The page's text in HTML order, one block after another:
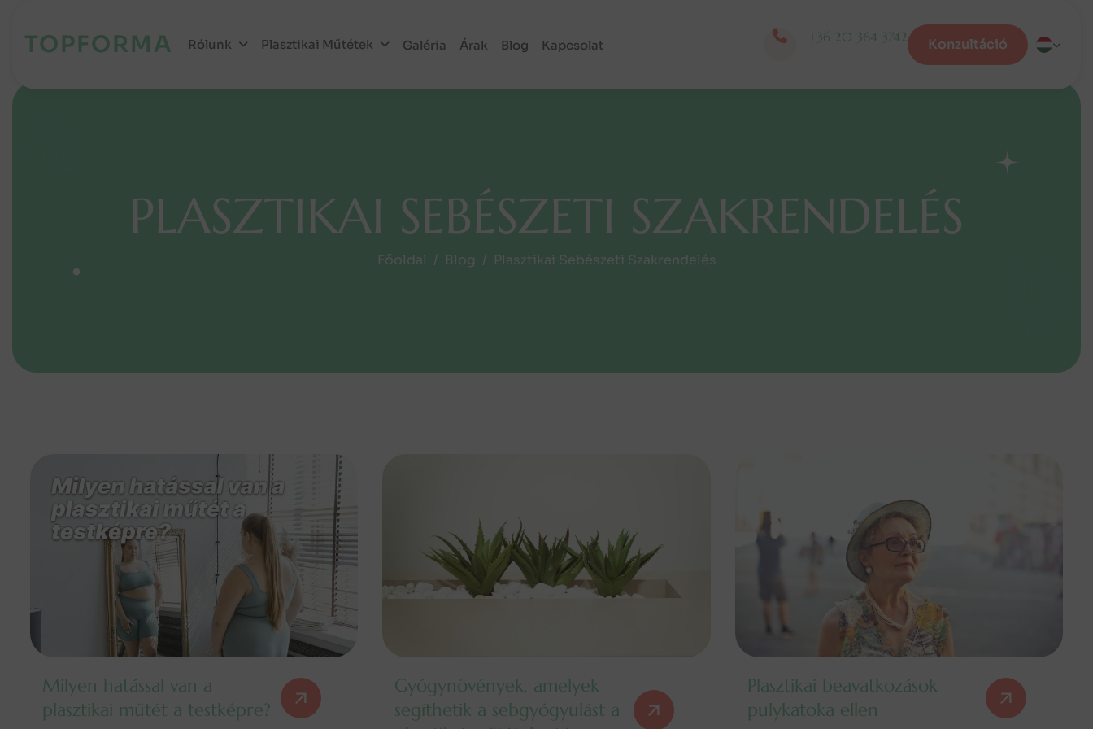
TOPFORMA Rólunk Plasztikai Műtétek Galéria Árak Blog Kapcsolat +36 20 364 3742 Konzultáció
PLASZTIKAI SEBÉSZETI SZAKRENDELÉS
Főoldal Blog Plasztikai Sebészeti Szakrendelés
Milyen hatással van a
plasztikai műtét a testképre?
Gyógynövények, amelyek
segíthetik a sebgyógyulást a
Plasztikai beavatkozások
pulykatoka ellen